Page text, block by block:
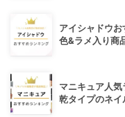
アイシャドウ
色&ラメ入り商
マニキュア人
乾タイプのネイ